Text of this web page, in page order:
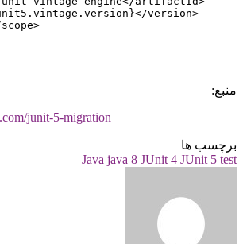
version>
منبع:
junit-5-migration
برچسب ها
Java java 8 JUnit 4 JUnit 5 test